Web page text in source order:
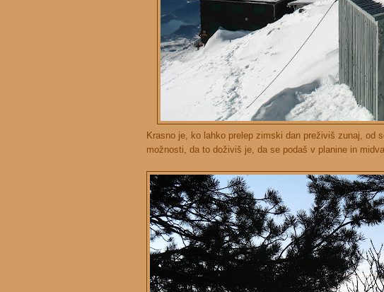
Krasno je, ko lahko prelep zimski dan preživiš zunaj, od
možnosti, da to doživiš je, da se podaš v planine in